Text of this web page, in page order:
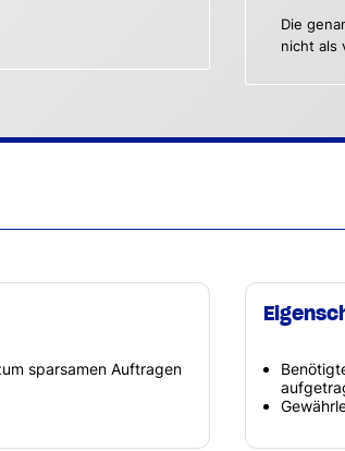
Die
nicht als
sparsamen Auftragen